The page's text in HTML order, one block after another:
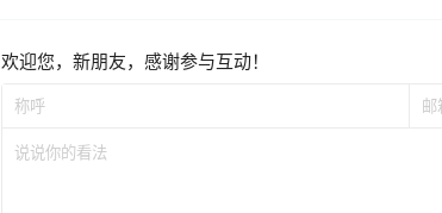
欢迎您，新朋友，感谢参与互动！